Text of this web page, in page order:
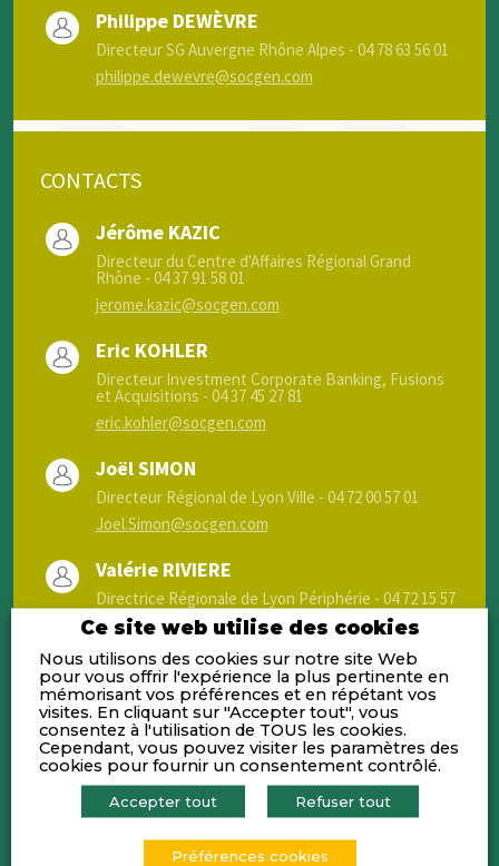
Philippe DEWÈVRE
Directeur SG Auvergne Rhône Alpes - 04 78 63 56 01
philippe.dewevre@socgen.com
CONTACTS
Jérôme KAZIC
Directeur du Centre d'Affaires Régional Grand
Rhône - 04 37 91 58 01
jerome.kazic@socgen.com
Eric KOHLER
Directeur Investment Corporate Banking, Fusions
et Acquisitions - 04 37 45 27 81
eric.kohler@socgen.com
Joël SIMON
Directeur Régional de Lyon Ville - 04 72 00 57 01
Joel.Simon@socgen.com
Valérie RIVIERE
Directrice Régionale de Lyon Périphérie - 04 72 15 57
04
valerie.riviere@socgen.com
Cédric CAMY-DEBAT
Directeur Investment Corporate Banking, Prises de
participations - 04 37 45 27 85
cedric.camy-debat@sgcib.com
Ludovic DALSTEIN
Directeur Centre Régional Lyon SG Private Banking
- 04 37 45 35 47
Ce site web utilise des cookies
Nous utilisons des cookies sur notre site Web
pour vous offrir l'expérience la plus pertinente en
mémorisant vos préférences et en répétant vos
visites. En cliquant sur "Accepter tout", vous
consentez à l'utilisation de TOUS les cookies.
Cependant, vous pouvez visiter les paramètres des
cookies pour fournir un consentement contrôlé.
Accepter tout Refuser tout
Préférences cookies